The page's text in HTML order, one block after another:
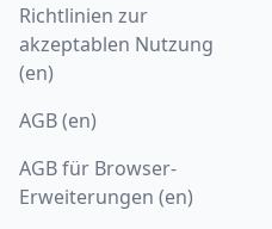
Richtlinien zur
akzeptablen Nutzung
(en)
AGB (en)
AGB für Browser-
Erweiterungen (en)